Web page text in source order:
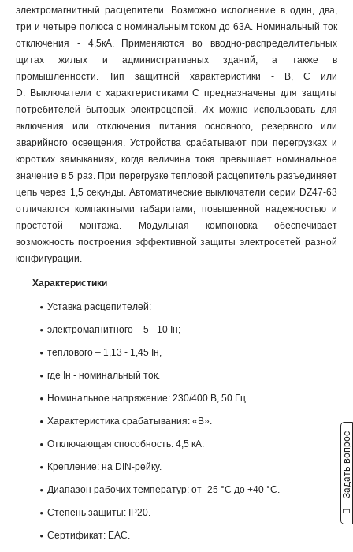
электромагнитный расцепители. Возможно исполнение в один, два,
три и четыре полюса с номинальным током до 63А. Номинальный ток
отключения - 4,5кА. Применяются во вводно-распределительных
щитах жилых и административных зданий, а также в
промышленности. Тип защитной характеристики - В, С или
D. Выключатели с характеристиками C предназначены для защиты
потребителей бытовых электроцепей. Их можно использовать для
включения или отключения питания основного, резервного или
аварийного освещения. Устройства срабатывают при перегрузках и
коротких замыканиях, когда величина тока превышает номинальное
значение в 5 раз. При перегрузке тепловой расцепитель разъединяет
цепь через 1,5 секунды. Автоматические выключатели серии DZ47-63
отличаются компактными габаритами, повышенной надежностью и
простотой монтажа. Модульная компоновка обеспечивает
возможность построения эффективной защиты электросетей разной
конфигурации.
Характеристики
Уставка расцепителей:
электромагнитного – 5 - 10 Iн;
теплового – 1,13 - 1,45 Iн,
где Iн - номинальный ток.
Номинальное напряжение: 230/400 В, 50 Гц.
Характеристика срабатывания: «В».
Отключающая способность: 4,5 кА.
Крепление: на DIN-рейку.
Диапазон рабочих температур: от -25 °С до +40 °С.
Степень защиты: IP20.
Сертификат: ЕАС.
Задать вопрос